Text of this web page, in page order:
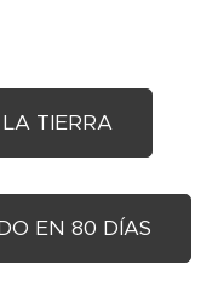
TIERRA
EN 80 DÍAS